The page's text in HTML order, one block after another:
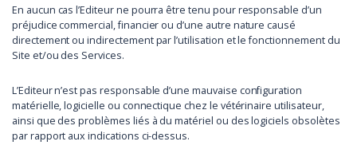
En aucun cas l’Editeur ne pourra être tenu pour responsable d’un
préjudice commercial, financier ou d’une autre nature causé
directement ou indirectement par l’utilisation et le fonctionnement du
Site et/ou des Services.
L’Editeur n’est pas responsable d’une mauvaise configuration
matérielle, logicielle ou connectique chez le vétérinaire utilisateur,
ainsi que des problèmes liés à du matériel ou des logiciels obsolètes
par rapport aux indications ci-dessus.